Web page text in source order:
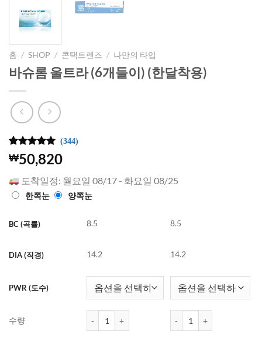
홈 / SHOP / 콘택트렌즈 / 나만의 타입
바슈롬 울트라 (6개들이) (한달착용)
4.98개의
고객 평가
로 5점 만
점에
344
점으
로 평가됨
(344)
₩50,820
도착일정: 월요일 08/17 - 화요일 08/25
한쪽눈 양쪽눈
BC (곡률) 8.5
DIA (직경) 14.2
PWR (도수)
수량
8.5
14.2